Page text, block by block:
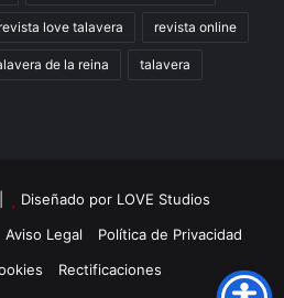
revista love talavera revista online
de la reina talavera
Diseñado por LOVE Studios
Aviso Legal
Política de Privacidad
Rectificaciones